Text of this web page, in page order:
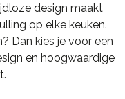
design maakt
op elke keuken.
Dan kies je voor een
en hoogwaardige